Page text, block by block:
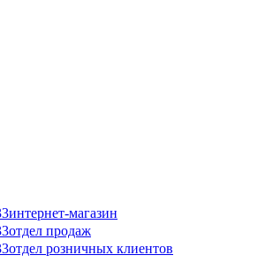
интернет-магазин
отдел продаж
отдел розничных клиентов